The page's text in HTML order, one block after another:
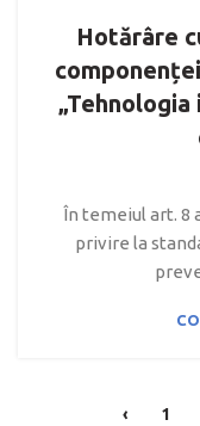
Hotărâre
În temeiul art. 8
privire la
‹ 1